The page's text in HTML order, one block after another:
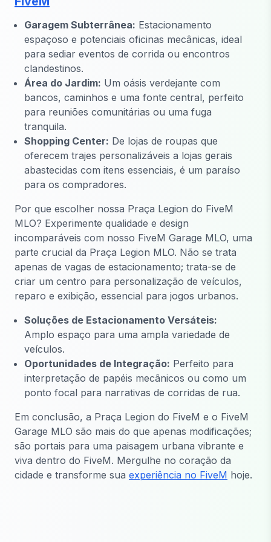
Garagem Subterrânea: Estacionamento
espaçoso e potenciais oficinas mecânicas, ideal
para sediar eventos de corrida ou encontros
clandestinos.
Área do Jardim: Um oásis verdejante com
bancos, caminhos e uma fonte central, perfeito
para reuniões comunitárias ou uma fuga
tranquila.
Shopping Center: De lojas de roupas que
oferecem trajes personalizáveis a lojas gerais
abastecidas com itens essenciais, é um paraíso
para os compradores.
Por que escolher nossa Praça Legion do FiveM
MLO? Experimente qualidade e design
incomparáveis com nosso FiveM Garage MLO, uma
parte crucial da Praça Legion MLO. Não se trata
apenas de vagas de estacionamento; trata-se de
criar um centro para personalização de veículos,
reparo e exibição, essencial para jogos urbanos.
Soluções de Estacionamento Versáteis:
Amplo espaço para uma ampla variedade de
veículos.
Oportunidades de Integração: Perfeito para
interpretação de papéis mecânicos ou como um
ponto focal para narrativas de corridas de rua.
Em conclusão, a Praça Legion do FiveM e o FiveM
Garage MLO são mais do que apenas modificações;
são portais para uma paisagem urbana vibrante e
viva dentro do FiveM. Mergulhe no coração da
cidade e transforme sua experiência no FiveM hoje.